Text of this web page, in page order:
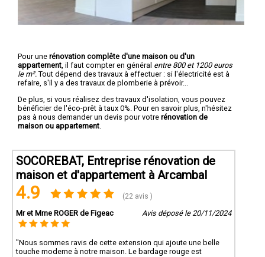
Pour une rénovation complête d'une maison ou d'un
appartement , il faut compter en général entre 800 et 1200 euros
le m². Tout dépend des travaux à effectuer : si l'électricité est à
refaire, s'il y a des travaux de plomberie à prévoir...
De plus, si vous réalisez des travaux d'isolation, vous pouvez
bénéficier de l'éco-prêt à taux 0%. Pour en savoir plus, n'hésitez
pas à nous demander un devis pour votre rénovation de
maison ou appartement
SOCOREBAT, Entreprise rénovation de
maison et d'appartement à Arcambal
4.9 (22 avis )
Mr et Mme ROGER de Figeac Avis déposé le 20/11/2024
"Nous sommes ravis de cette extension qui ajoute une belle
touche moderne à notre maison. Le bardage rouge est